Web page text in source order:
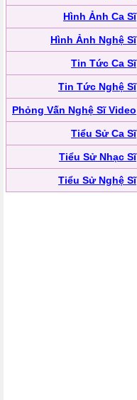
Hình Ảnh Ca Sĩ
Hình Ảnh Nghệ Sĩ
Tin Tức Ca Sĩ
Tin Tức Nghệ Sĩ
Phỏng Vấn Nghệ Sĩ Video
Tiểu Sử Ca Sĩ
Tiểu Sử Nhạc Sĩ
Tiểu Sử Nghệ Sĩ